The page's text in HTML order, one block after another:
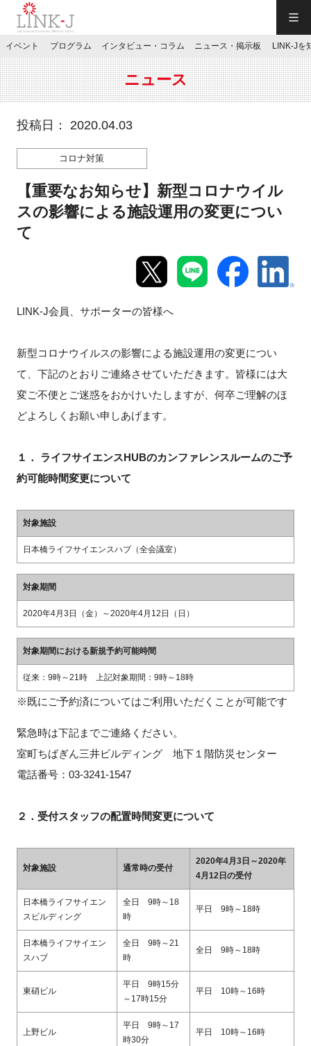
JP／EN
特別会員専用メニュー
施設ご予約
イベント
プログラム
ニュース・掲示板
LINK-Jを知る
施設・アクセス
イベントお知らせメール登録
閉じる
イベント プログラム インタビュー・コラム ニュース・掲示板 LINK-Jを
ニュース
投稿日： 2020.04.03
コロナ対策
【重要なお知らせ】新型コロナウイル
スの影響による施設運用の変更につい
て
LINK-J会員、サポーターの皆様へ
新型コロナウイルスの影響による施設運用の変更につい
て、下記のとおりご連絡させていただきます。皆様には大
変ご不便とご迷惑をおかけいたしますが、何卒ご理解のほ
どよろしくお願い申しあげます。
１． ライフサイエンスHUBのカンファレンスルームのご予
約可能時間変更について
対象施設
日本橋ライフサイエンスハブ（全会議室）
対象期間
2020年4月3日（金）～2020年4月12日（日）
対象期間における新規予約可能時間
従来：9時～21時 上記対象期間：9時～18時
※既にご予約済についてはご利用いただくことが可能です
緊急時は下記までご連絡ください。
室町ちばぎん三井ビルディング 地下１階防災センター
電話番号：03-3241-1547
２．受付スタッフの配置時間変更について
対象施設 通常時の受付
2020年4月3日～2020年
4月12日の受付
日本橋ライフサイエン
スビルディング
全日 9時～18
時
平日 9時～18時
日本橋ライフサイエン
スハブ
全日 9時～21
時
全日 9時～18時
東硝ビル
平日 9時15分
～17時15分
平日 10時～16時
上野ビル
平日 9時～17
時30分
平日 10時～16時